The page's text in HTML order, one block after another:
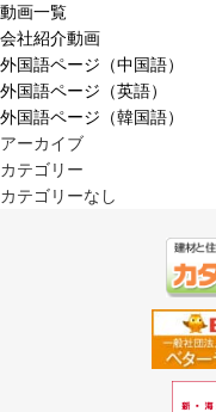
動画一覧
会社紹介動画
外国語ページ（中国語）
外国語ページ（英語）
外国語ページ（韓国語）
アーカイブ
カテゴリー
カテゴリーなし